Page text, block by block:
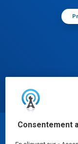
Consentement